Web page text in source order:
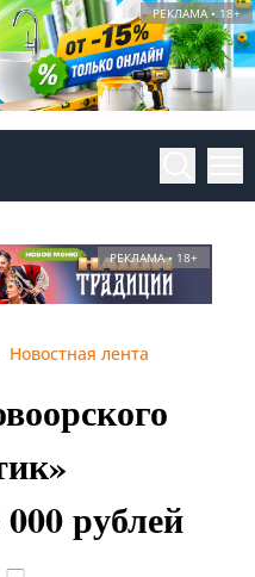
РЕКЛАМА • 18+
РЕКЛАМА • 18+
Новостная лента
рублей